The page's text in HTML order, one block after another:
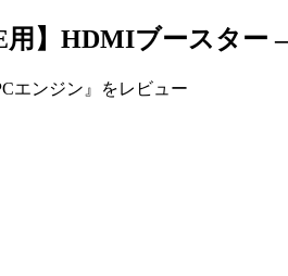
】HDMIブースター